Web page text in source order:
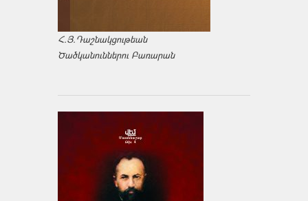
Հ.Յ.Դաշնակցութեան
Ծածկանուններու Բառարան